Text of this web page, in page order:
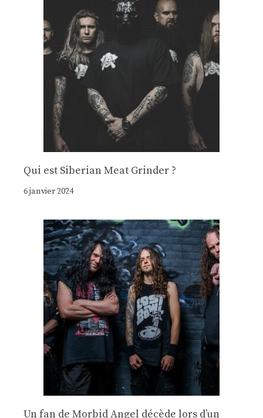
Qui est Siberian Meat Grinder ?
6 janvier 2024
Un fan de Morbid Angel décède lors d’un